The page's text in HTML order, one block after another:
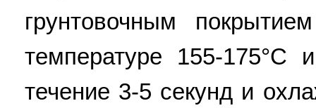
грунтовочным
температуре 155-
течение 3-5 секунд и